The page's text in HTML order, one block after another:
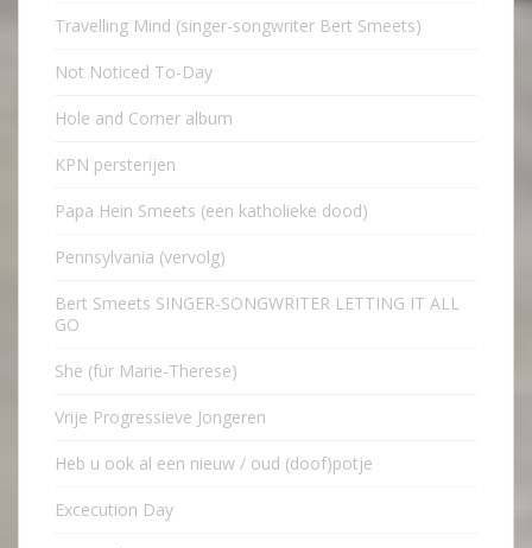
Travelling Mind (singer-songwriter Bert Smeets)
Not Noticed To-Day
Hole and Corner album
KPN persterijen
Papa Hein Smeets (een katholieke dood)
Pennsylvania (vervolg)
Bert Smeets SINGER-SONGWRITER LETTING IT ALL
GO
She (für Marie-Therese)
Vrije Progressieve Jongeren
Heb u ook al een nieuw / oud (doof)potje
Excecution Day